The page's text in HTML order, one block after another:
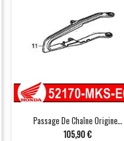
Passage De Chaîne Origine...
Prix
105,90 €